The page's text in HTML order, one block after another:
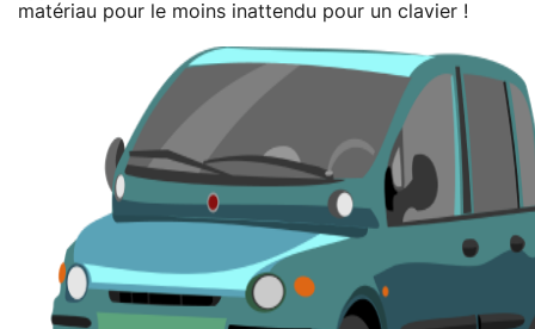
matériau pour le moins inattendu pour un clavier !